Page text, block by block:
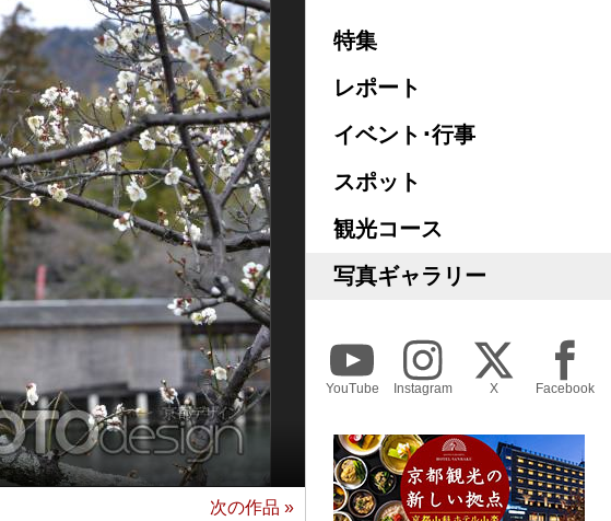
次の作品 »
特集
レポート
イベント･行事
スポット
観光コース
写真ギャラリー
YouTube Instagram X Facebook